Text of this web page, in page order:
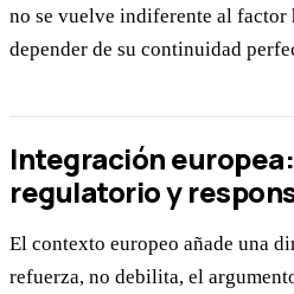
no se vuelve indiferente al factor
depender de su continuidad
Integración
regulatorio y
El contexto europeo añade una
refuerza, no debilita, el